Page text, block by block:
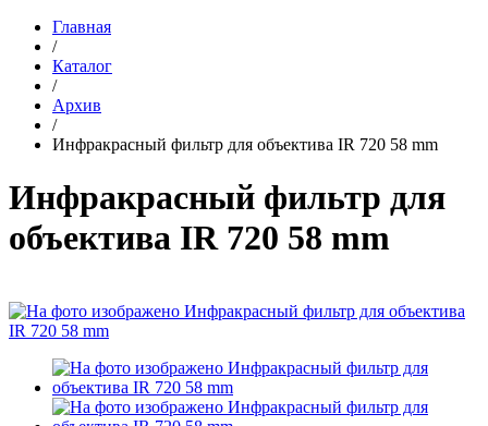
Главная
/
Каталог
/
Архив
/
Инфракрасный фильтр для объектива IR 720 58 mm
Инфракрасный фильтр для
объектива IR 720 58 mm